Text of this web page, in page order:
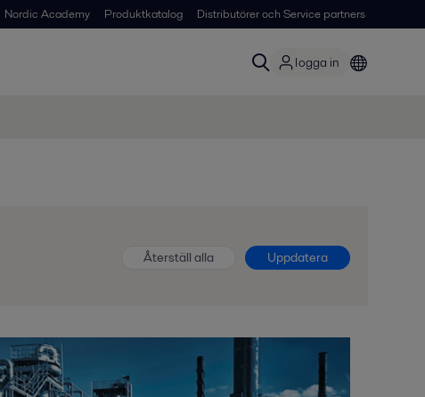
Nordic Academy Produktkatalog Distributörer och Service partners
logga in
Återställ alla Uppdatera